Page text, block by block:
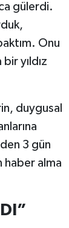
gülerdi.
Onu
yıldız
duygusal
3 gün
haber alma